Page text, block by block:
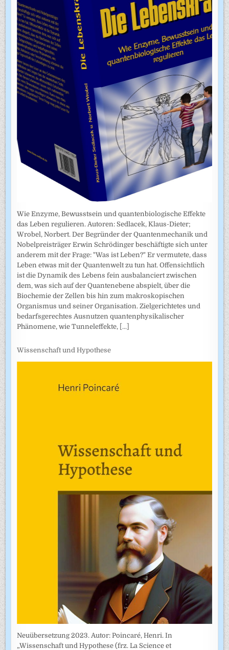
Wie Enzyme, Bewusstsein und quantenbiologische Effekte
das Leben regulieren. Autoren: Sedlacek, Klaus-Dieter;
Wrobel, Norbert. Der Begründer der Quantenmechanik und
Nobelpreisträger Erwin Schrödinger beschäftigte sich unter
anderem mit der Frage: "Was ist Leben?" Er vermutete, dass
Leben etwas mit der Quantenwelt zu tun hat. Offensichtlich
ist die Dynamik des Lebens fein ausbalanciert zwischen
dem, was sich auf der Quantenebene abspielt, über die
Biochemie der Zellen bis hin zum makroskopischen
Organismus und seiner Organisation. Zielgerichtetes und
bedarfsgerechtes Ausnutzen quantenphysikalischer
Phänomene, wie Tunneleffekte, [...]
Wissenschaft und Hypothese
Neuübersetzung 2023. Autor: Poincaré, Henri. In
„Wissenschaft und Hypothese (frz. La Science et